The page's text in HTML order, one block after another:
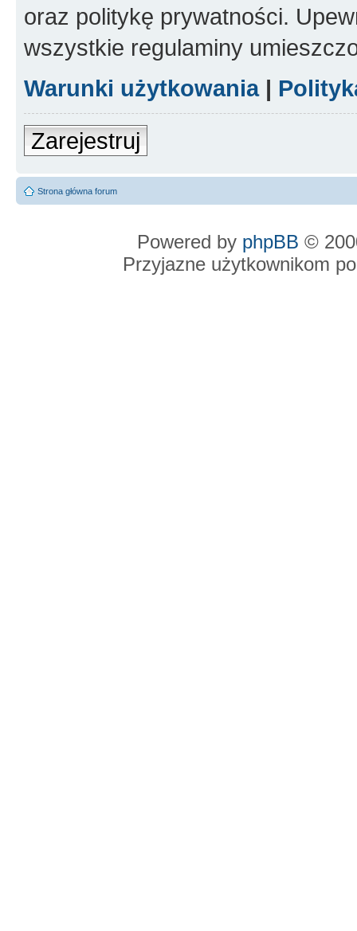
oraz politykę prywatności.
wszystkie regulaminy
Warunki użytkowania|
Zarejestruj
Strona główna forum
Powered by phpBB ©
Przyjazne użytkownikom